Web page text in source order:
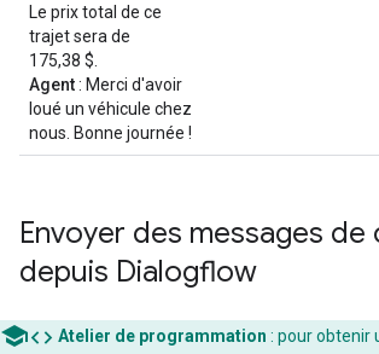
Le prix total de ce
trajet sera de
175,38 $.
Agent: Merci d'avoir
loué un véhicule chez
nous. Bonne journée !
Envoyer des messages de
depuis Dialogflow
code Atelier de programmation : pour obtenir